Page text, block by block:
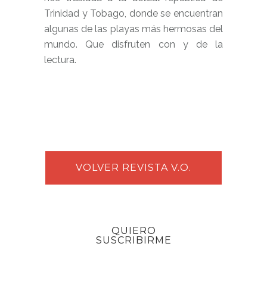
Trinidad y Tobago, donde se encuentran
algunas de las playas más hermosas del
mundo. Que disfruten con y de la
lectura.
VOLVER REVISTA V.O.
QUIERO
SUSCRIBIRME